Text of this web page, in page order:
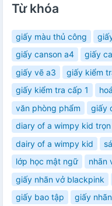
Từ khóa
giấy màu thủ công
giấy canson a4
giấy
giấy vẽ a3
giấy kiểm
giấy kiểm tra cấp 1
văn phòng phẩm
giấy
diary of a wimpy kid
dairy of a wimpy kid
lớp học mật ngữ
nhãn
giấy nhãn vở blackpink
giấy bao tập
giấy nhãn